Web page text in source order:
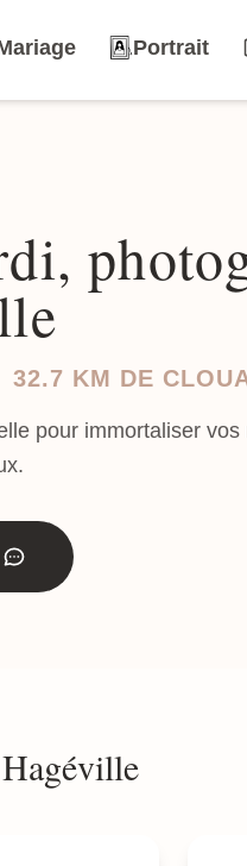
Portrait
KM DE
pour immortaliser vos